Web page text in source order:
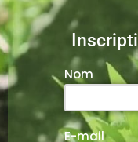
Nom
E-mail